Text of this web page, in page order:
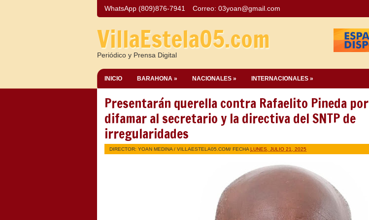
WhatsApp (809)876-7941 Correo: 03yoan@gmail.com
VillaEstela05.com
Periódico y Prensa Digital
INICIO BARAHONA » NACIONALES » INTERNACIONALES »
Presentarán querella contra Rafaelito Pineda por
difamar al secretario y la directiva del SNTP de
irregularidades
DIRECTOR: YOAN MEDINA / VILLAESTELA05.COM/ FECHA LUNES, JULIO 21, 2025